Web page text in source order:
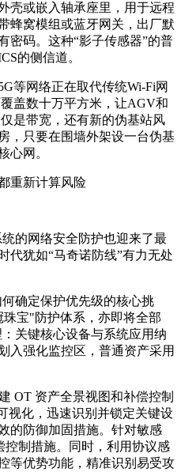
壳或嵌入轴承座里，用于远程
蜂窝模组或蓝牙网关，出厂默
密码。这种“影子传感器”的普
的侧信道。
等网络正在取代传统Wi-Fi网
盖数十万平方米，让AGV和
是带宽，还有新的伪基站风
只要在围墙外架设一台伪基
心网。
重新计算风险
的网络安全防护也迎来了最
代犹如“马奇诺防线”有力无处
确定保护优先级的核心挑
宝"防护体系，亦即将全部
关键核心设备与系统应用纳
入强化监控区，普通资产采用
OT 资产全景视图和补偿控制
视化，迅速识别并锁定关键设
的防御加固措施。针对敏感
制措施。同时，利用协议感
等优势功能，精准识别易受攻